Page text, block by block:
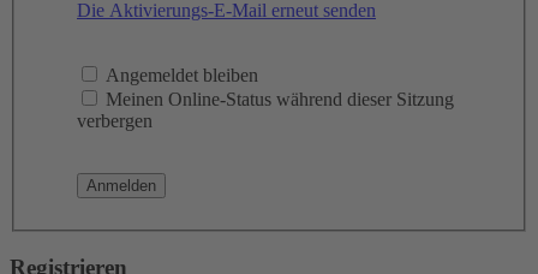
Die Aktivierungs-E-Mail erneut senden
Angemeldet bleiben
Meinen Online-Status während dieser Sitzung
verbergen
Registrieren